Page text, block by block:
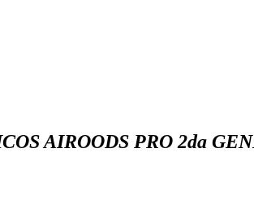
AIROODS PRO 2da